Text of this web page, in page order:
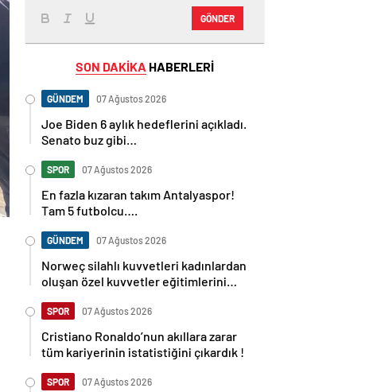
GÖNDER
SON DAKİKA HABERLERİ
GÜNDEM 07 Ağustos 2026
Joe Biden 6 aylık hedeflerini açıkladı.
Senato buz gibi…
SPOR 07 Ağustos 2026
En fazla kızaran takım Antalyaspor!
Tam 5 futbolcu….
GÜNDEM 07 Ağustos 2026
Norweç silahlı kuvvetleri kadınlardan
oluşan özel kuvvetler eğitimlerini
SPOR 07 Ağustos 2026
Cristiano Ronaldo’nun akıllara zarar
tüm kariyerinin istatistiğini çıkardık !
SPOR 07 Ağustos 2026